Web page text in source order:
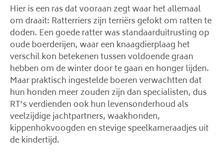
Hier is een ras dat vooraan zegt waar het allemaal
om draait: Ratterriers zijn terriërs gefokt om ratten te
doden. Een goede ratter was standaarduitrusting op
oude boerderijen, waar een knaagdierplaag het
verschil kon betekenen tussen voldoende graan
hebben om de winter door te gaan en honger lijden.
Maar praktisch ingestelde boeren verwachtten dat
hun honden meer zouden zijn dan specialisten, dus
RT’s verdienden ook hun levensonderhoud als
veelzijdige jachtpartners, waakhonden,
kippenhokvoogden en stevige speelkameraadjes uit
de kindertijd.